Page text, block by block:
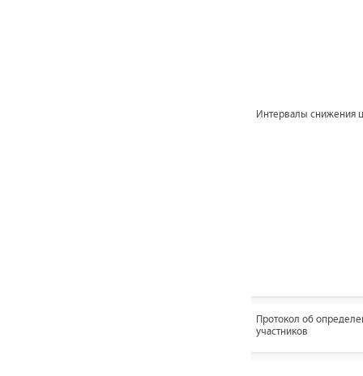
Интервалы снижения
Протокол об
участников